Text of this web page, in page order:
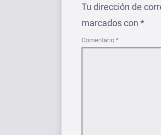
Tu dirección de
marcados con *
Comentario *